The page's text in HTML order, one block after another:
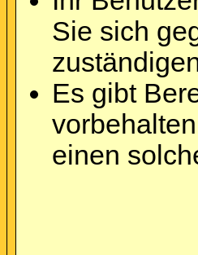
Sie sich
Es gibt
einen